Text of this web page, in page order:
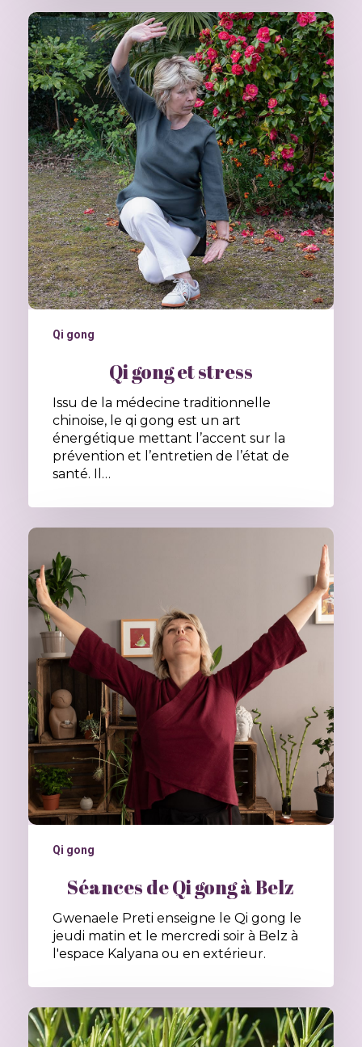
Qi gong
Qi gong et stress
Issu de la médecine traditionnelle
chinoise, le qi gong est un art
énergétique mettant l’accent sur la
prévention et l’entretien de l’état de
santé. Il…
Qi gong
Séances de Qi gong à Belz
Gwenaele Preti enseigne le Qi gong le
jeudi matin et le mercredi soir à Belz à
l'espace Kalyana ou en extérieur.